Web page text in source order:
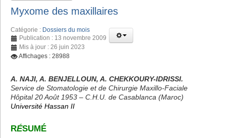
Myxome des maxillaires
Catégorie : Dossiers du mois
Publication : 13 novembre 2009
Mis à jour : 26 juin 2023
Affichages : 28988
A. NAJI, A. BENJELLOUN, A. CHEKKOURY-IDRISSI.
Service de Stomatologie et de Chirurgie Maxillo-Faciale
Hôpital 20 Août 1953 – C.H.U. de Casablanca (Maroc)
Université Hassan II
RÉSUMÉ